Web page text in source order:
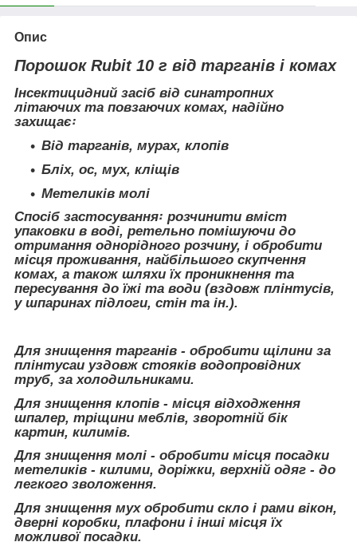
Опис
Порошок Rubit 10 г від тарганів і комах
Інсектицидний засіб від синатропних
літаючих та повзаючих комах, надійно
захищає꞉
Від тарганів, мурах, клопів
Бліх, ос, мух, кліщів
Метеликів молі
Спосіб застосування꞉ розчинити вміст
упаковки в воді, ретельно помішуючи до
отримання однорідного розчину, і обробити
місця проживання, найбільшого скупчення
комах, а також шляхи їх проникнення та
пересування до їжі та води (вздовж плінтусів,
у шпаринах підлоги, стін та ін.).
Для знищення тарганів - обробити щілини за
плінтусаи уздовж стояків водопровідних
труб, за холодильниками.
Для знищення клопів - місця відходження
шпалер, тріщини меблів, зворотній бік
картин, килимів.
Для знищення молі - обробити місця посадки
метеликів - килими, доріжки, верхній одяг - до
легкого зволоження.
Для знищення мух обробити скло і рами вікон,
дверні коробки, плафони і інші місця їх
можливої посадки.